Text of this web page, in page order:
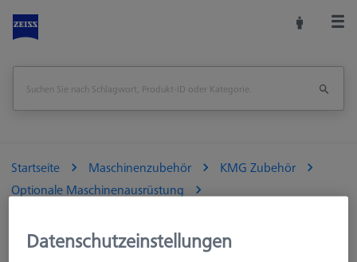
Startseite Maschinenzubehör
KMG Zubehör
Optionale Maschinenausrüstung
Datenschutzeinstellungen